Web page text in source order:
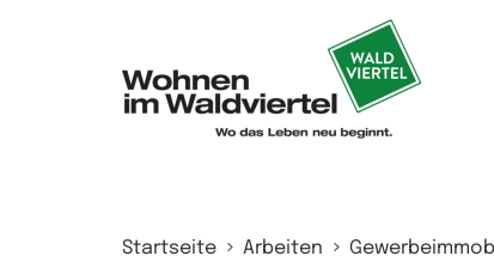
Startseite Arbeiten